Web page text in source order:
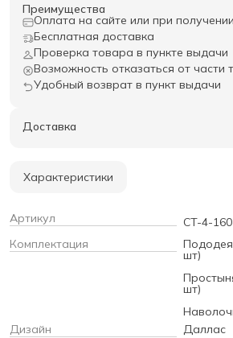
Преимущества
Оплата на сайте или при получении
Бесплатная доставка
Проверка товара в пункте выдачи
Возможность отказаться от части
Удобный возврат в пункт выдачи
Доставка
Характеристики
Артикул
CT-4-
Комплектация
шт)
шт)
Дизайн
Даллас